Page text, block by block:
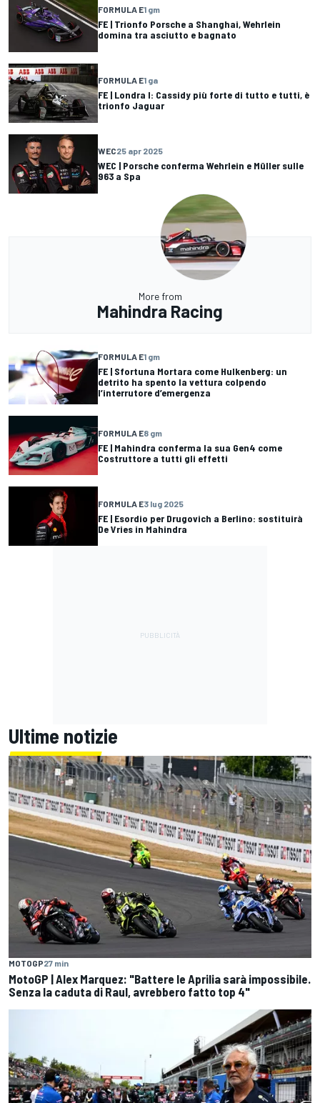
FORMULA E1 gm
FE | Trionfo Porsche a Shanghai, Wehrlein
domina tra asciutto e bagnato
FORMULA E1 ga
FE | Londra I: Cassidy più forte di tutto e tutti, è
trionfo Jaguar
WEC25 apr 2025
WEC | Porsche conferma Wehrlein e Müller sulle
963 a Spa
More from
Mahindra Racing
FORMULA E1 gm
FE | Sfortuna Mortara come Hulkenberg: un
detrito ha spento la vettura colpendo
l’interrutore d’emergenza
FORMULA E8 gm
FE | Mahindra conferma la sua Gen4 come
Costruttore a tutti gli effetti
FORMULA E3 lug 2025
FE | Esordio per Drugovich a Berlino: sostituirà
De Vries in Mahindra
Ultime notizie
MOTOGP27 min
MotoGP | Alex Marquez: "Battere le Aprilia sarà impossibile.
Senza la caduta di Raul, avrebbero fatto top 4"